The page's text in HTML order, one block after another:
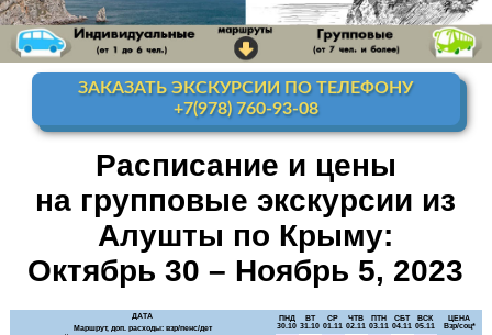
Видео канал Youtube
Ай-Петри
Алупка + Ай-Петри
Алупка Воронцовскийдворец
ЗАКАЗАТЬ ЭКСКУРСИИ ПО ТЕЛЕФОНУ
+7(978) 760-93-08
Расписание и цены
на групповые экскурсии из
Алушты по Крыму:
Октябрь 30 – Ноябрь 5, 2023